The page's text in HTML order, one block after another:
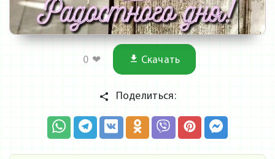
0 ❤ Скачать
Поделиться: